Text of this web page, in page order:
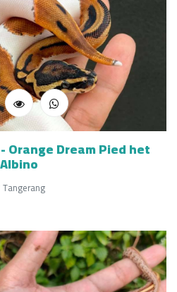
- Orange Dream Pied het
Albino
Tangerang